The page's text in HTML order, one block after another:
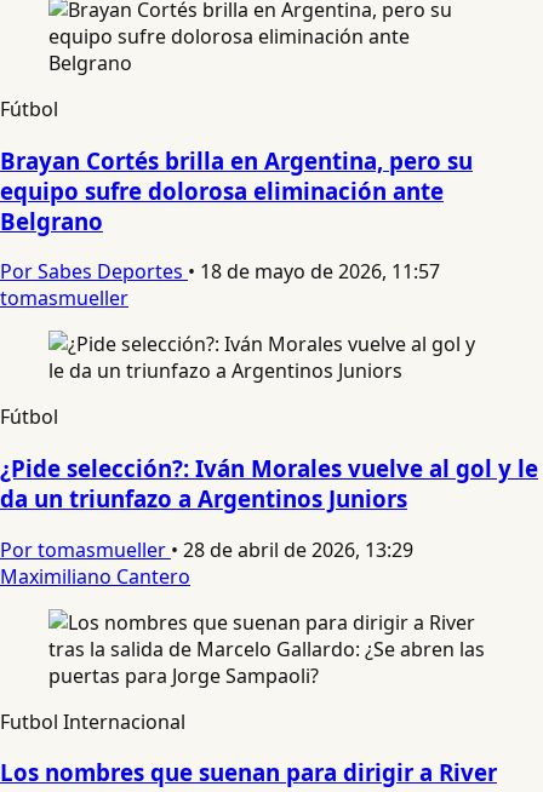
Fútbol
Brayan Cortés brilla en Argentina, pero su
equipo sufre dolorosa eliminación ante
Belgrano
Por Sabes Deportes • 18 de mayo de 2026, 11:57
tomasmueller
Fútbol
¿Pide selección?: Iván Morales vuelve al gol y le
da un triunfazo a Argentinos Juniors
Por tomasmueller • 28 de abril de 2026, 13:29
Maximiliano Cantero
Futbol Internacional
Los nombres que suenan para dirigir a River